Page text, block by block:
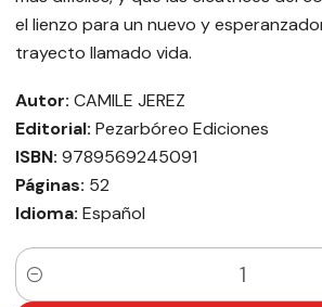
el lienzo para un nuevo y
trayecto llamado vida.
Autor: CAMILE JEREZ
Editorial: Pezarbóreo Ediciones
ISBN: 9789569245091
Páginas: 52
Idioma: Español
Quantity